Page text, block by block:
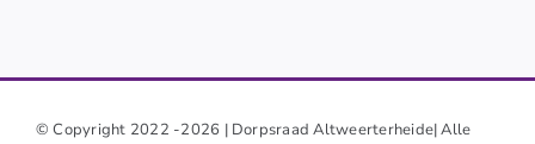
© Copyright 2022 -2026 | Dorpsraad Altweerterheide| Alle